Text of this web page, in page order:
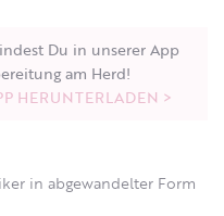
Du in unserer App
am Herd!
HERUNTERLADEN >
in abgewandelter Form